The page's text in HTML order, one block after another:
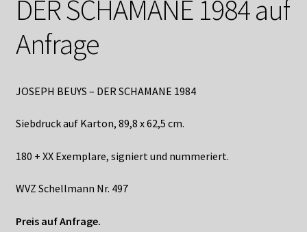
Suchservice
Zahlungsarten
DER SCHAMANE 1984 auf
Anfrage
JOSEPH BEUYS – DER SCHAMANE 1984
Siebdruck auf Karton, 89,8 x 62,5 cm.
180 + XX Exemplare, signiert und nummeriert.
WVZ Schellmann Nr. 497
Preis auf Anfrage.